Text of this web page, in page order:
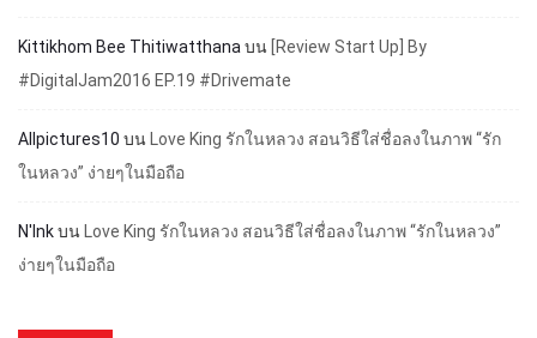
Kittikhom Bee Thitiwatthana บน [Review Start Up] By
#DigitalJam2016 EP.19 #Drivemate
Allpictures10 บน
Love King รักในหลวง สอนวิธีใส่ชื่อลงในภาพ “รัก
ในหลวง” ง่ายๆในมือถือ
N'Inkบน
Love King รักในหลวง สอนวิธีใส่ชื่อลงในภาพ “รักในหลวง”
ง่ายๆในมือถือ